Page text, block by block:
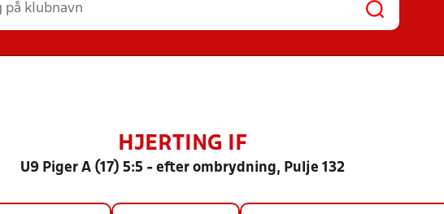
HJERTING IF
U9 Piger A (17) 5:5 - efter ombrydning, Pulje 132